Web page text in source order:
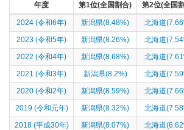
年度 第1位(全国割合) 第2位(全国
2024 (令和6年) 新潟県(8.48%) 北海道
2023 (令和5年)
新潟県(8.26%) 北海道
2022 (令和4年)
新潟県(8.68%) 北海道
2021 (令和3年)
新潟県(8.2%) 北海道
2020 (令和2年)
新潟県(8.59%) 北海道
2019 (令和元年)
新潟県(8.32%) 北海道
2018 (平成30年)
新潟県(8.07%) 北海道